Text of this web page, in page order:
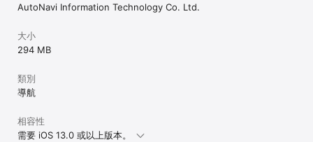
AutoNavi Information Technology Co. Ltd.
大小
294 MB
類別
導航
相容性
需要 iOS 13.0 或以上版本。